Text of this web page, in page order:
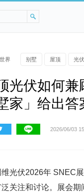
世界 别墅 屋顶 光伏
光伏如何
家」给出答
2026/06/03
光伏2026年 SNEC
关注和讨论。展会期